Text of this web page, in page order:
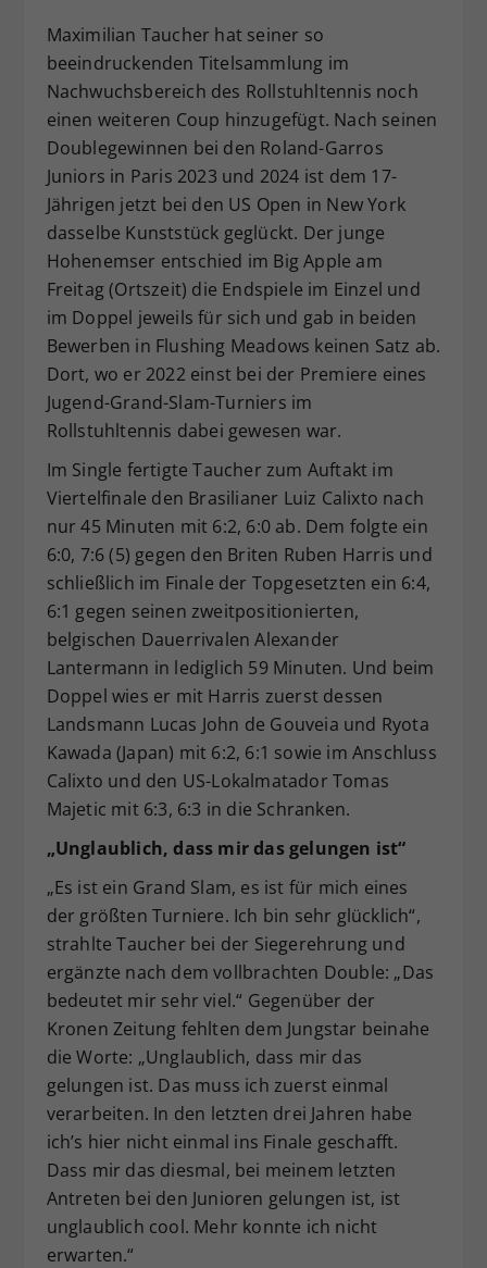
Maximilian Taucher hat seiner so
beeindruckenden Titelsammlung im
Nachwuchsbereich des Rollstuhltennis noch
einen weiteren Coup hinzugefügt. Nach seinen
Doublegewinnen bei den Roland-Garros
Juniors in Paris 2023 und 2024 ist dem 17-
Jährigen jetzt bei den US Open in New York
dasselbe Kunststück geglückt. Der junge
Hohenemser entschied im Big Apple am
Freitag (Ortszeit) die Endspiele im Einzel und
im Doppel jeweils für sich und gab in beiden
Bewerben in Flushing Meadows keinen Satz ab.
Dort, wo er 2022 einst bei der Premiere eines
Jugend-Grand-Slam-Turniers im
Rollstuhltennis dabei gewesen war.
Im Single fertigte Taucher zum Auftakt im
Viertelfinale den Brasilianer Luiz Calixto nach
nur 45 Minuten mit 6:2, 6:0 ab. Dem folgte ein
6:0, 7:6 (5) gegen den Briten Ruben Harris und
schließlich im Finale der Topgesetzten ein 6:4,
6:1 gegen seinen zweitpositionierten,
belgischen Dauerrivalen Alexander
Lantermann in lediglich 59 Minuten. Und beim
Doppel wies er mit Harris zuerst dessen
Landsmann Lucas John de Gouveia und Ryota
Kawada (Japan) mit 6:2, 6:1 sowie im Anschluss
Calixto und den US-Lokalmatador Tomas
Majetic mit 6:3, 6:3 in die Schranken.
„Unglaublich, dass mir das gelungen ist“
„Es ist ein Grand Slam, es ist für mich eines
der größten Turniere. Ich bin sehr glücklich“,
strahlte Taucher bei der Siegerehrung und
ergänzte nach dem vollbrachten Double: „Das
bedeutet mir sehr viel.“ Gegenüber der
Kronen Zeitung fehlten dem Jungstar beinahe
die Worte: „Unglaublich, dass mir das
gelungen ist. Das muss ich zuerst einmal
verarbeiten. In den letzten drei Jahren habe
ich’s hier nicht einmal ins Finale geschafft.
Dass mir das diesmal, bei meinem letzten
Antreten bei den Junioren gelungen ist, ist
unglaublich cool. Mehr konnte ich nicht
erwarten.“
Zweck
Dieser Wert speichert Ihre Consent-
zufällig generierte ID, für die
historische Speicherung Ihrer
vorgenommen Einstellungen, falls der
Webseiten-Betreiber dies eingestellt
hat.